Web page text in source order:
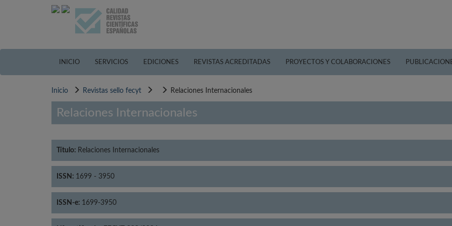
INICIO SERVICIOS EDICIONES REVISTAS ACREDITADAS PROYECTOS Y COLABORACIONES
Inicio Revistas sello fecyt Relaciones Internacionales
Relaciones Internacionales
Título: Relaciones Internacionales
ISSN: 1699 - 3950
ISSN-e: 1699-3950